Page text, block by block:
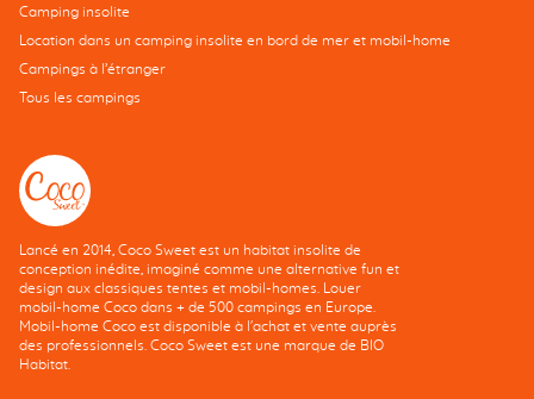
Camping insolite
Location dans un camping insolite en bord de mer et mobil-home
Campings à l’étranger
Tous les campings
Lancé en 2014, Coco Sweet est un habitat insolite de
conception inédite, imaginé comme une alternative fun et
design aux classiques tentes et mobil-homes. Louer
mobil-home Coco dans + de 500 campings en Europe.
Mobil-home Coco est disponible à l'achat et vente auprès
des professionnels. Coco Sweet est une marque de BIO
Habitat.